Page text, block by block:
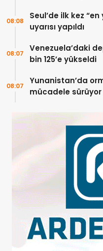
Seul’de ilk kez
uyarısı yapıldı
08:08
Venezuela’daki
bin 125’e yükseldi
08:07
Yunanistan’da
mücadele sürüyor
08:07